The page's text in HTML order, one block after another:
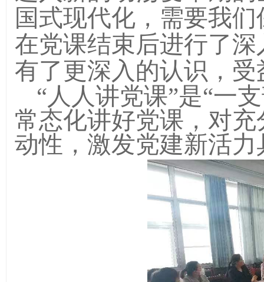
国式现代化，需要我
在党课结束后进行了
有了更深入的认识，受
“人人讲党课”是“一
常态化讲好党课，对
动性，激发党建新活